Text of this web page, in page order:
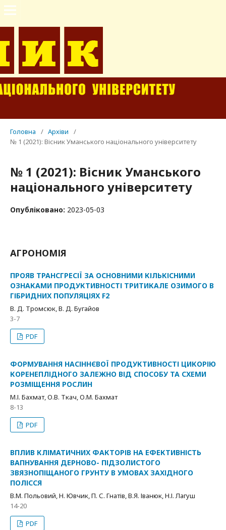
Головна / Архіви
/
№ 1 (2021): Вісник Уманського національного університету
№ 1 (2021): Вісник Уманського
національного університету
Опубліковано: 2023-05-03
АГРОНОМІЯ
ПРОЯВ ТРАНСГРЕСІЇ ЗА ОСНОВНИМИ КІЛЬКІСНИМИ
ОЗНАКАМИ ПРОДУКТИВНОСТІ ТРИТИКАЛЕ ОЗИМОГО В
ГІБРИДНИХ ПОПУЛЯЦІЯХ F2
В. Д. Тромсюк, В. Д. Бугайов
3-7
PDF
ФОРМУВАННЯ НАСІННЄВОЇ ПРОДУКТИВНОСТІ ЦИКОРІЮ
КОРЕНЕПЛІДНОГО ЗАЛЕЖНО ВІД СПОСОБУ ТА СХЕМИ
РОЗМІЩЕННЯ РОСЛИН
М.І. Бахмат, О.В. Ткач, О.М. Бахмат
8-13
PDF
ВПЛИВ КЛІМАТИЧНИХ ФАКТОРІВ НА ЕФЕКТИВНІСТЬ
ВАПНУВАННЯ ДЕРНОВО- ПІДЗОЛИСТОГО
ЗВЯЗНОПІЩАНОГО ГРУНТУ В УМОВАХ ЗАХІДНОГО
ПОЛІССЯ
В.М. Польовий, Н. Ювчик, П. С. Гнатів, В.Я. Іванюк, Н.І. Лагуш
14-20
PDF